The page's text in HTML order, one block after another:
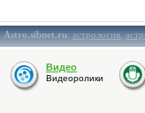
Astro.sibnet.ru:астрология,
Видео
Видеоролики